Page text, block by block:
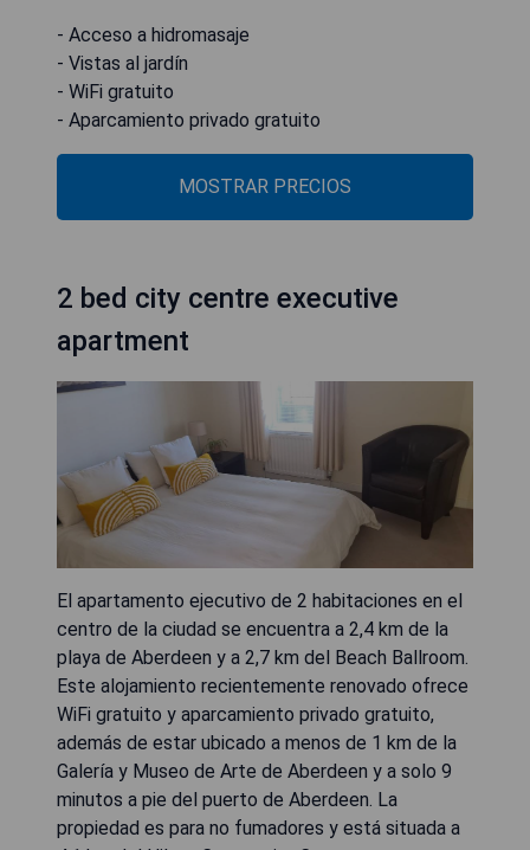
- Acceso a hidromasaje
- Vistas al jardín
- WiFi gratuito
- Aparcamiento privado gratuito
MOSTRAR PRECIOS
2 bed city centre executive
apartment
El apartamento ejecutivo de 2 habitaciones en el
centro de la ciudad se encuentra a 2,4 km de la
playa de Aberdeen y a 2,7 km del Beach Ballroom.
Este alojamiento recientemente renovado ofrece
WiFi gratuito y aparcamiento privado gratuito,
además de estar ubicado a menos de 1 km de la
Galería y Museo de Arte de Aberdeen y a solo 9
minutos a pie del puerto de Aberdeen. La
propiedad es para no fumadores y está situada a